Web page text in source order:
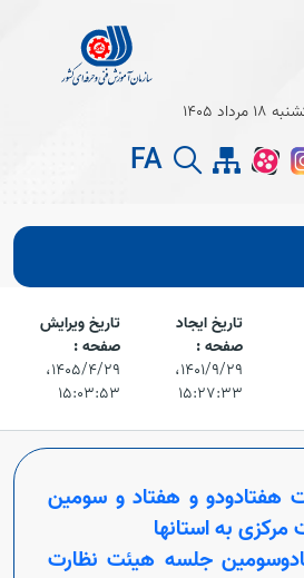
مرداد 1405
FA
تاریخ ایجاد
صفحه :
۱۴۰۱/۹/۲۹،‏
۱۵:۲۷:۳۳
تاریخ ویرایش
صفحه :
۱۴۰۵/۴/۲۹،‏
۱۵:۰۳:۵۳
هفتادودو و هفتاد و سومین
به استانها
جلسه هیئت نظارت